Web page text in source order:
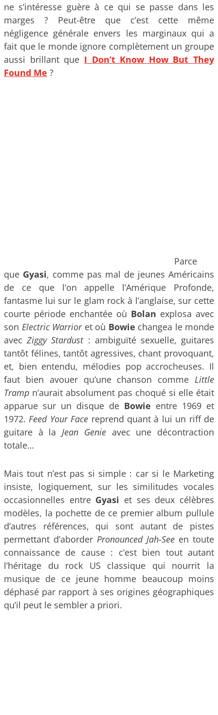
ne s’intéresse guère à ce qui se passe dans les
marges ? Peut-être que c’est cette même
négligence générale envers les marginaux qui a
fait que le monde ignore complètement un groupe
aussi brillant que I Don’t Know How But They
Found Me ?
Parce
que Gyasi, comme pas mal de jeunes Américains
de ce que l’on appelle l’Amérique Profonde,
fantasme lui sur le glam rock à l’anglaise, sur cette
courte période enchantée où Bolan explosa avec
son Electric Warrioret où Bowie changea le monde
avecZiggy Stardust: ambiguïté sexuelle, guitares
tantôt félines, tantôt agressives, chant provoquant,
et, bien entendu, mélodies pop accrocheuses. Il
faut bien avouer qu’une chanson comme Little
Tramp n’aurait absolument pas choqué si elle était
apparue sur un disque de Bowie entre 1969 et
1972.Feed Your Face reprend quant à lui un riff de
guitare à laJean Genieavec une décontraction
totale…
Mais tout n’est pas si simple : car si le Marketing
insiste, logiquement, sur les similitudes vocales
occasionnelles entre Gyasi et ses deux célèbres
modèles, la pochette de ce premier album pullule
d’autres références, qui sont autant de pistes
permettant d’aborder Pronounced Jah-See en toute
connaissance de cause : c’est bien tout autant
l’héritage du rock US classique qui nourrit la
musique de ce jeune homme beaucoup moins
déphasé par rapport à ses origines géographiques
qu’il peut le sembler a priori.